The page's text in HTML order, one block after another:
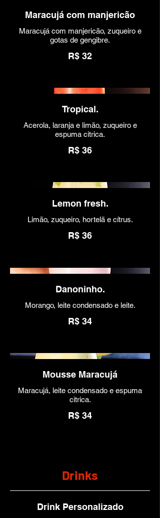
Maracujá com manjericão
Maracujá com manjericão, zuqueiro e
gotas de gengibre.
R$ 32
Tropical.
Acerola, laranja e limão, zuqueiro e
espuma citrica.
R$ 36
Lemon fresh.
Limão, zuqueiro, hortelã e cítrus.
R$ 36
Danoninho.
Morango, leite condensado e leite.
R$ 34
Mousse Maracujá
Maracujá, leite condensado e espuma
citrica.
R$ 34
Drinks
Drink Personalizado